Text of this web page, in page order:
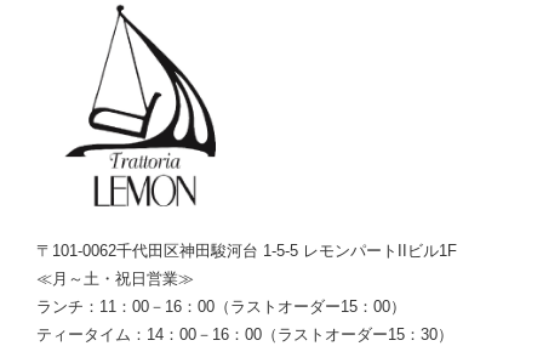
〒101-0062千代田区神田駿河台 1-5-5 レモンパートIIビル1F
≪月～土・祝日営業≫
ランチ：11：00－16：00（ラストオーダー15：00）
ティータイム：14：00－16：00（ラストオーダー15：30）